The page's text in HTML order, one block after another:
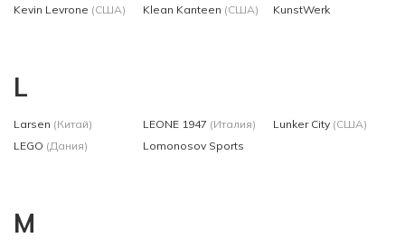
Kevin Levrone (США) Klean Kanteen (США) KunstWerk
L
Larsen (Китай)
LEGO (Дания)
LEONE 1947 (Италия)
Lomonosov Sports
Lunker City (США)
M